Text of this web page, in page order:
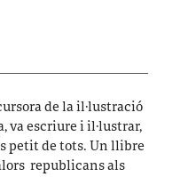
de la il·lustració
va escriure i il·lustrar,
petit de tots. Un llibre
republicans als